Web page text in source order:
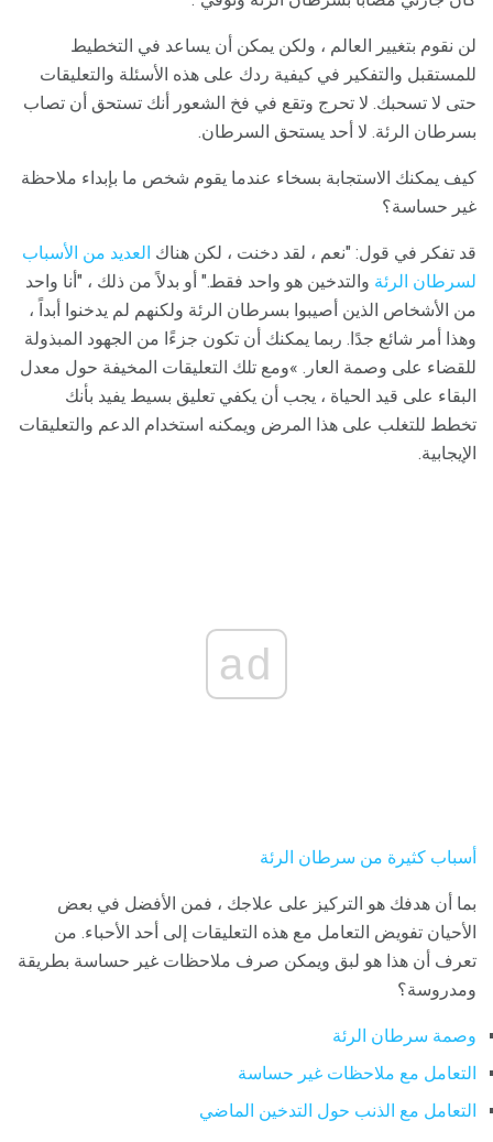
لن نقوم بتغيير العالم ، ولكن يمكن أن يساعد في التخطيط
للمستقبل والتفكير في كيفية ردك على هذه الأسئلة والتعليقات
حتى لا تسحبك. لا تحرج وتقع في فخ الشعور أنك تستحق أن تصاب
بسرطان الرئة. لا أحد يستحق السرطان.
كيف يمكنك الاستجابة بسخاء عندما يقوم شخص ما بإبداء ملاحظة
غير حساسة؟
قد تفكر في قول: "نعم ، لقد دخنت ، لكن هناك العديد من الأسباب
لسرطان الرئة والتدخين هو واحد فقط." أو بدلاً من ذلك ، "أنا واحد
من الأشخاص الذين أصيبوا بسرطان الرئة ولكنهم لم يدخنوا أبداً ،
وهذا أمر شائع جدًا. ربما يمكنك أن تكون جزءًا من الجهود المبذولة
للقضاء على وصمة العار. »ومع تلك التعليقات المخيفة حول معدل
البقاء على قيد الحياة ، يجب أن يكفي تعليق بسيط يفيد بأنك
تخطط للتغلب على هذا المرض ويمكنه استخدام الدعم والتعليقات
الإيجابية.
ad
أسباب كثيرة من سرطان الرئة
بما أن هدفك هو التركيز على علاجك ، فمن الأفضل في بعض
الأحيان تفويض التعامل مع هذه التعليقات إلى أحد الأحباء. من
تعرف أن هذا هو لبق ويمكن صرف ملاحظات غير حساسة بطريقة
ومدروسة؟
وصمة سرطان الرئة
التعامل مع ملاحظات غير حساسة
التعامل مع الذنب حول التدخين الماضي